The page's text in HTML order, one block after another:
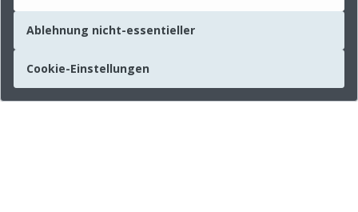
Ablehnung nicht-essentieller
Cookie-Einstellungen